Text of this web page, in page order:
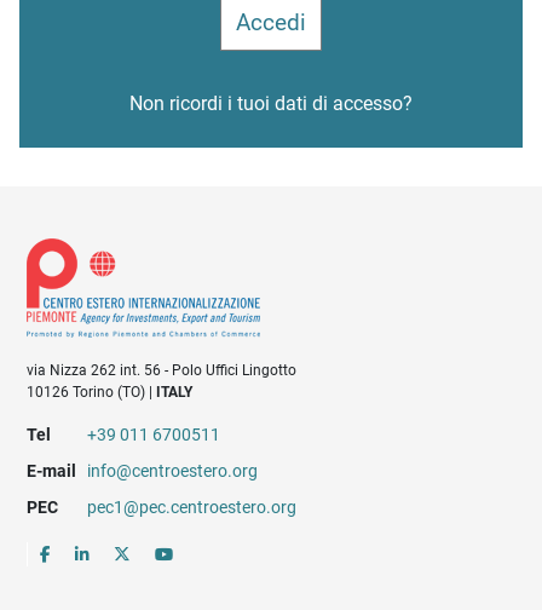
Non ricordi i tuoi dati di accesso?
via Nizza 262 int. 56 - Polo Uffici Lingotto
10126 Torino (TO) |ITALY
Tel
+39 011 6700511
E-mail
info@centroestero.org
PEC
pec1@pec.centroestero.org